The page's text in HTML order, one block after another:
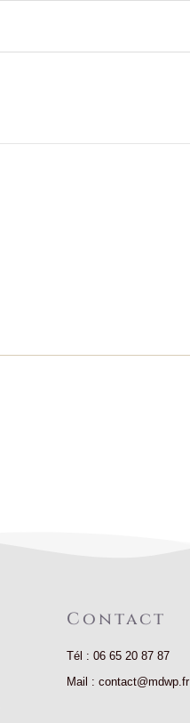
Contact
Tél : 06 65 20 87 87
Mail : contact@mdwp.fr